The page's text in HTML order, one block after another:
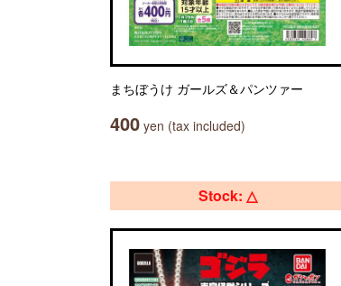
まちぼうけ ガールズ＆パンツァー
400 yen (tax included)
Stock: △